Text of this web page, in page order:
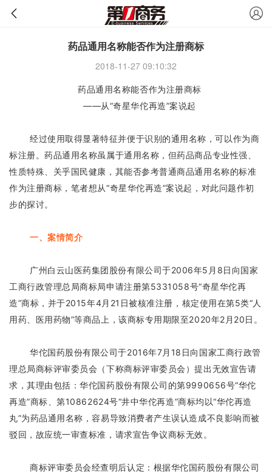
药品通用名称能否作为注册商标
2018-11-27 09:10:32
药品通用名称能否作为注册商标
——从“奇星华佗再造”案说起
经过使用取得显著特征并便于识别的通用名称，可以作为商
标注册。药品通用名称虽属于通用名称，但药品商品专业性强、
性质特殊、关乎国民健康，其能否参考普通商品通用名称的标准
作为注册商标，笔者想从“奇星华佗再造”案说起，对此问题作初
步的探讨。
一、案情简介
广州白云山医药集团股份有限公司于2006年5月8日向国家
工商行政管理总局商标局申请注册第5331058号“奇星华佗再
造”商标，并于2015年4月21日被核准注册，核定使用在第5类“人
用药、医用药物”等商品上，该商标专用期限至2020年2月20日。
华佗国药股份有限公司于2016年7月18日向国家工商行政管
理总局商标评审委员会（下称商标评审委员会）提出无效宣告请
求，其理由包括：华佗国药股份有限公司的第9990656号“华佗
再造”商标、第10862624号“井中华佗再造”商标均以“华佗再造
丸”为药品通用名称，容易导致消费者产生误认造成不良影响而被
驳回，故应统一审查标准，请求宣告争议商标无效。
商标评审委员会经查明后认定：根据华佗国药股份有限公司